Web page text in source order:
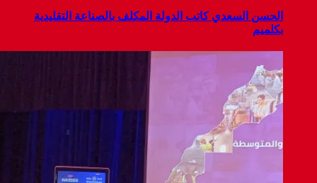
الحسن السعدي كاتب الدولة المكلف بالصناعة التقليدية
بكلميم